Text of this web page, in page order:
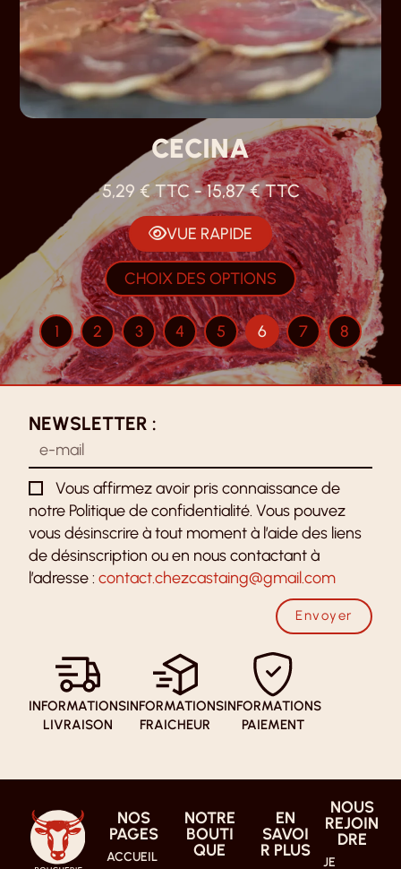
CECINA
5,29 €TTC -15,87€TTC
VUE RAPIDE
CHOIX DES OPTIONS
1 2 3 4 5 6 7 8
NEWSLETTER :
Vous affirmez avoir pris connaissance de
notre Politique de confidentialité. Vous pouvez
vous désinscrire à tout moment à l’aide des liens
de désinscription ou en nous contactant à
l’adresse :contact.chezcastaing@gmail.com
Envoyer
INFORMATIONS
LIVRAISON
INFORMATIONS
FRAICHEUR
INFORMATIONS
PAIEMENT
NOS
PAGES
ACCUEIL
NOTRE
BOUTI
QUE
EN
SAVOI
R PLUS
NOUS
REJOIN
DRE
JE